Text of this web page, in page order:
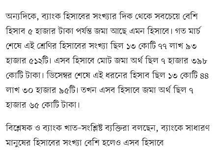
অন্যদিকে, ব্যাংক হিসাবের সংখ্যার দিক থেকে সবচেয়ে বেশি
হিসাব ৫ হাজার টাকা পর্যন্ত জমা আছে এমন হিসাবে। গত মার্চ
শেষে এই শ্রেণির হিসাবের সংখ্যা ছিল ১৩ কোটি ৭৭ লাখ ৯৩
হাজার ৫১২টি। এসব হিসাবে মোট জমা অর্থ ছিল ৭ হাজার ৩৯৮
কোটি টাকা। ডিসেম্বর শেষে এই ধরনের হিসাব ছিল ১৩ কোটি ৪৪
লাখ ৩০ হাজার ৯৫টি। তখন এসব হিসাবে জমা অর্থ ছিল ৭
হাজার ৬৫ কোটি টাকা।
বিশ্লেষক ও ব্যাংক খাত–সংশ্লিষ্ট ব্যক্তিরা বলছেন, ব্যাংকে সাধারণ
মানুষের হিসাবের সংখ্যা বেশি হলেও এসব হিসাবে